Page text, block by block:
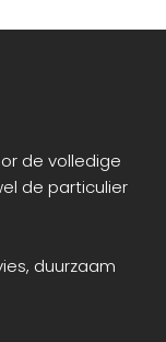
de volledige
de particulier
duurzaam